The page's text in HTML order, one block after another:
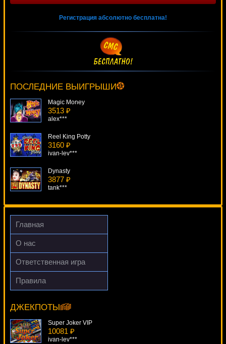
Регистрация абсолютно бесплатна!
ПОСЛЕДНИЕ ВЫИГРЫШИ
lucky***
Magic Money
3513 ₽
alex***
Reel King Potty
3160 ₽
ivan-lev***
Dynasty
3877 ₽
tank***
Ace Ventura
2415 ₽
number***
Главная
О нас
Ответственная игра
Правила
ДЖЕКПОТЫ
Black Gold
superman***
Super Joker VIP
10081 ₽
ivan-lev***